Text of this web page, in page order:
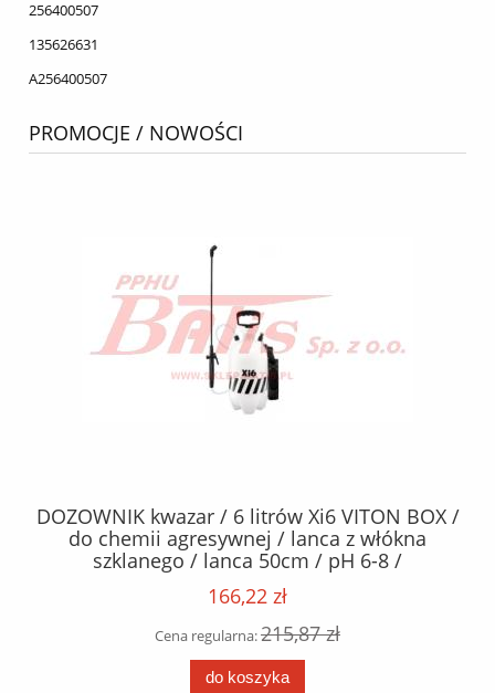
256400507
135626631
A256400507
PROMOCJE / NOWOŚCI
DOZOWNIK kwazar / 6 litrów Xi6 VITON BOX /
do chemii agresywnej / lanca z włókna
szklanego / lanca 50cm / pH 6-8 /
166,22 zł
Cena regularna:215,87 zł
do koszyka